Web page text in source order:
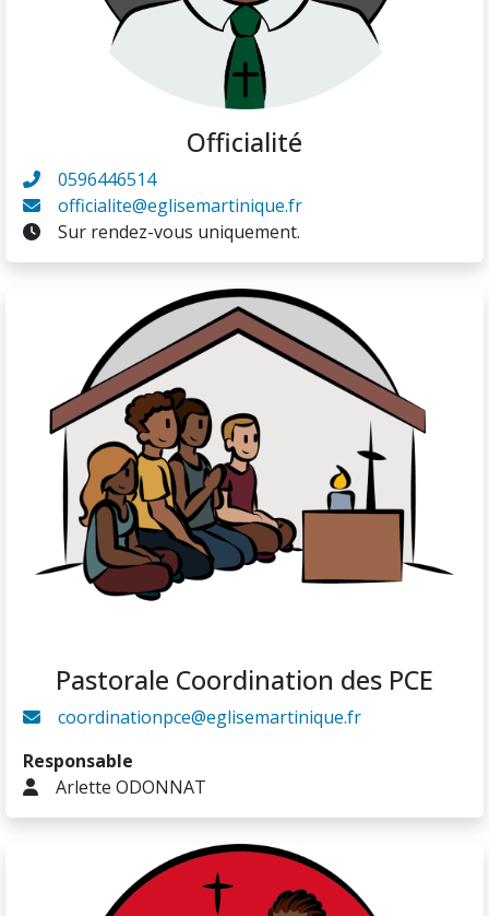
Officialité
0596446514
officialite@eglisemartinique.fr
Sur rendez-vous uniquement.
Pastorale Coordination des PCE
coordinationpce@eglisemartinique.fr
Responsable
Arlette ODONNAT